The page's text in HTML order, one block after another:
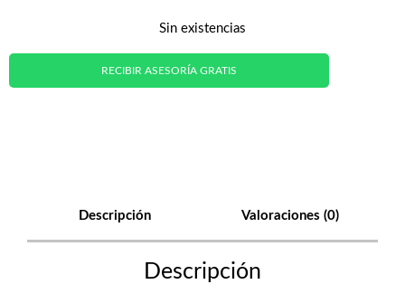
Sin existencias
RECIBIR ASESORÍA GRATIS
Descripción Valoraciones (0)
Descripción